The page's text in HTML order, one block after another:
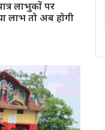
लाभुकों पर
लाभ तो अब होगी